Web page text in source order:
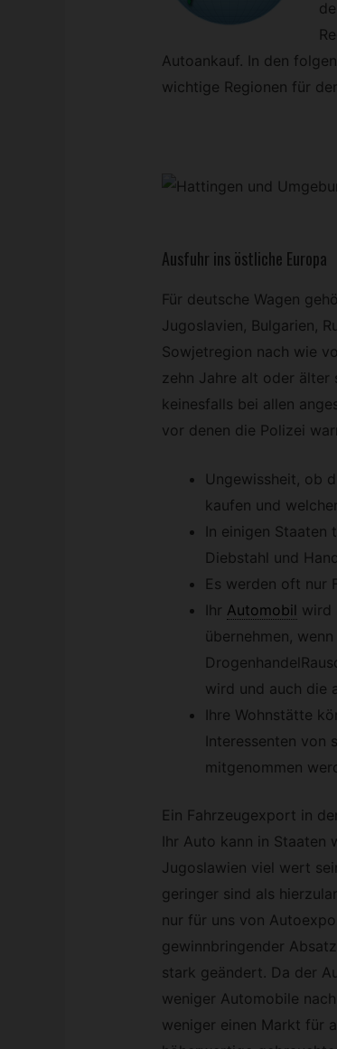
Autoankauf. In den
wichtige Regionen für
Ausfuhr ins östliche Europa
Für deutsche Wagen
Jugoslavien, Bulgarien,
Sowjetregion nach wie
zehn Jahre alt oder
keinesfalls bei allen
vor denen die Polizei
Ungewissheit, ob
kaufen und
In einigen Staaten
Diebstahl und
Es werden oft nur
Ihr Automobil wird
übernehmen,
wird und auch die
Ihre Wohnstätte
Interessenten von
mitgenommen
Ein Fahrzeugexport in
Ihr Auto kann in Staaten
Jugoslawien viel wert
geringer sind als
nur für uns von
gewinnbringender
stark geändert. Da der
weniger Automobile
weniger einen Markt für